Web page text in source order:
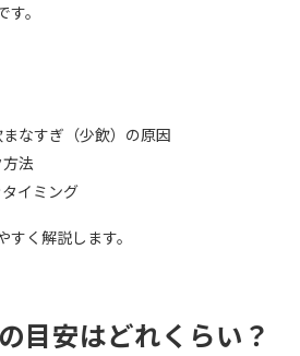
す。
なすぎ（少飲）の原因
法
イミング
く解説します。
目安はどれくらい？